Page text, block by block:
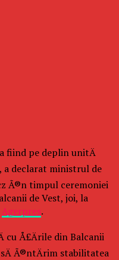
fiind pe deplin unitÄ
a declarat ministrul de
Ã®n timpul ceremoniei
de Vest, joi, la
Agerpres.
cu Å£Ärile din Balcanii
Ã®ntÄrim stabilitatea